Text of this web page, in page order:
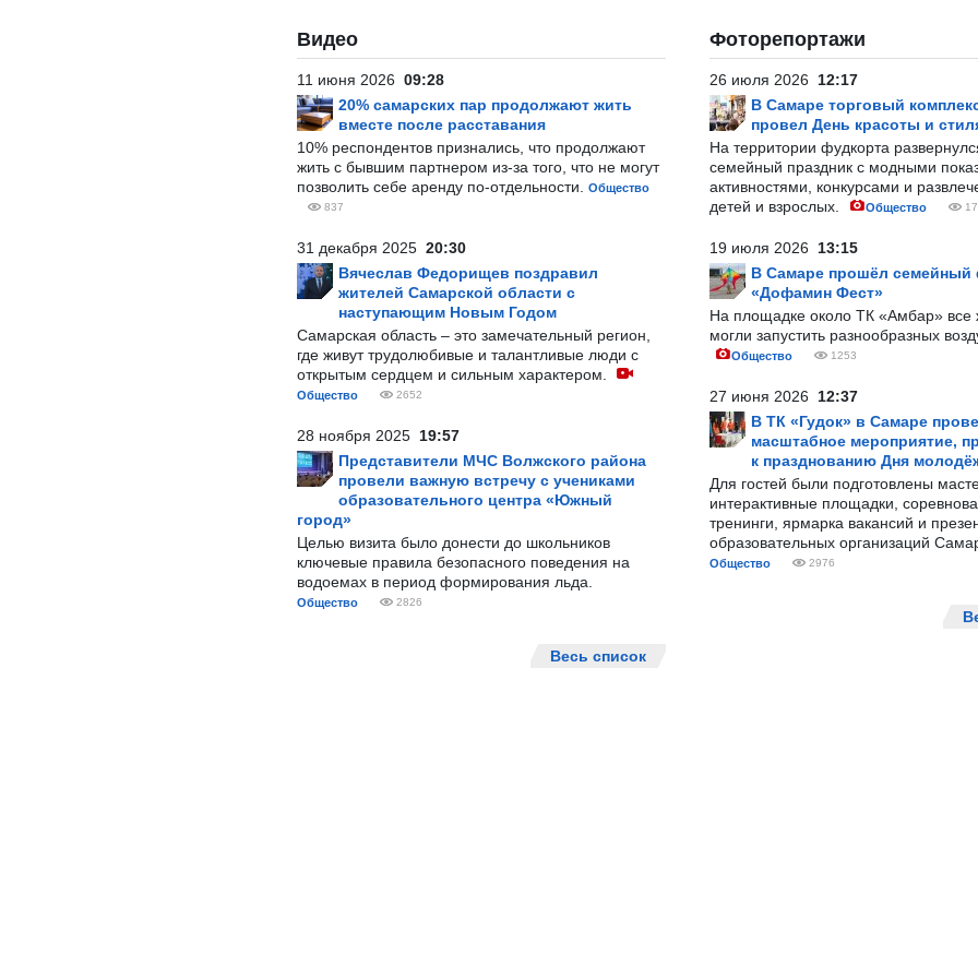
Видео
11 июня 2026 09:28
20% самарских пар продолжают жить
вместе после расставания
10% респондентов признались, что продолжают
жить с бывшим партнером из-за того, что не могут
позволить себе аренду по-отдельности.
Общество
837
31 декабря 2025 20:30
Вячеслав Федорищев поздравил
жителей Самарской области с
наступающим Новым Годом
Самарская область – это замечательный регион,
где живут трудолюбивые и талантливые люди с
открытым сердцем и сильным характером.
Общество 2652
28 ноября 2025 19:57
Представители МЧС Волжского района
провели важную встречу с учениками
образовательного центра «Южный
город»
Целью визита было донести до школьников
ключевые правила безопасного поведения на
водоемах в период формирования льда.
Общество 2826
Весь список
Фоторепортажи
26 июля 2026 12:17
В Самаре торговый
провел День красоты и
На территории фудкорта
семейный праздник с модными
активностями, конкурсами и
детей и взрослых.
Общество
19 июля 2026 13:15
В Самаре прошёл семейный
«Дофамин Фест»
На площадке около ТК «Амбар»
могли запустить разнообразных
Общество 1253
27 июня 2026 12:37
В ТК «Гудок» в Самаре
масштабное мероприятие,
к празднованию Дня
Для гостей были подготовлены
интерактивные площадки,
тренинги, ярмарка вакансий и
образовательных организаций
Общество 2976